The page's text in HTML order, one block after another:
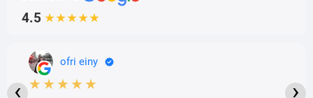
4.5 ★★★★★
ofri einy
★★★★★
‹ ›